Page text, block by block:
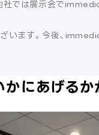
社では展示会で
います。今後、
にあげるか